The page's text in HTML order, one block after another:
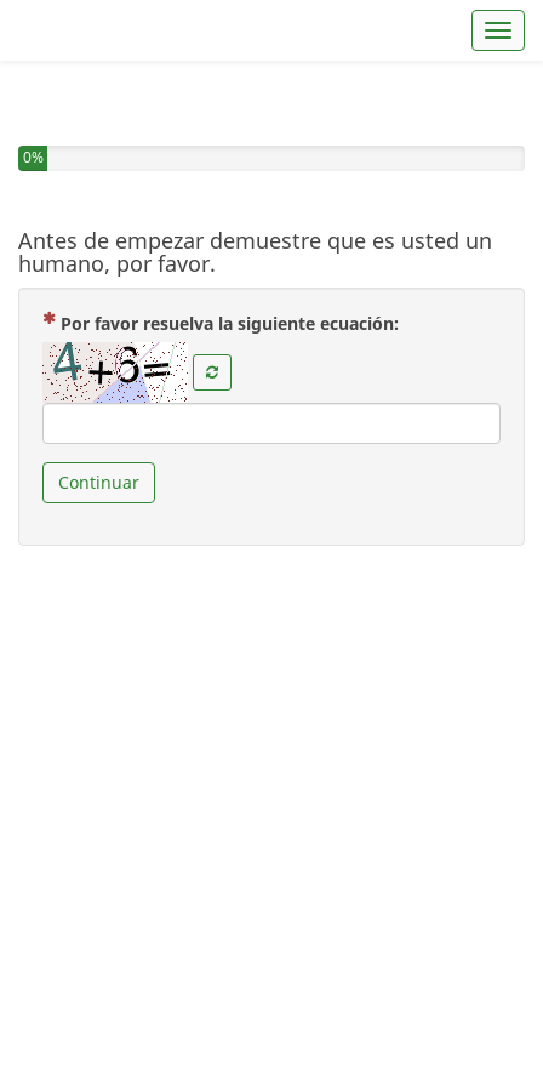
0%
Antes de empezar demuestre que es usted un
humano, por favor.
Por favor resuelva la siguiente ecuación:( Obligatoria )
Continuar